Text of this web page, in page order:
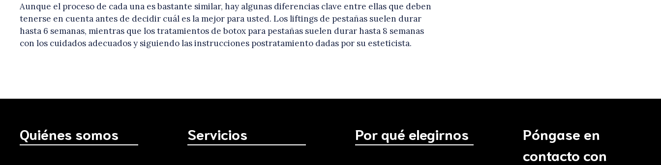
Aunque el proceso de cada una es bastante similar, hay algunas diferencias clave entre ellas que deben
tenerse en cuenta antes de decidir cuál es la mejor para usted. Los liftings de pestañas suelen durar
hasta 6 semanas, mientras que los tratamientos de botox para pestañas suelen durar hasta 8 semanas
con los cuidados adecuados y siguiendo las instrucciones postratamiento dadas por su esteticista.
Quiénes somos Servicios Por qué elegirnos
Póngase en
contacto con